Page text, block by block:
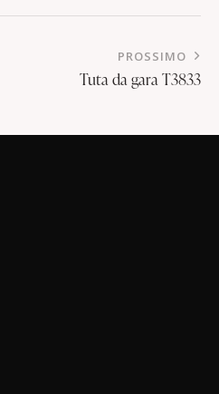
PROSSIMO
Tuta da gara T3833